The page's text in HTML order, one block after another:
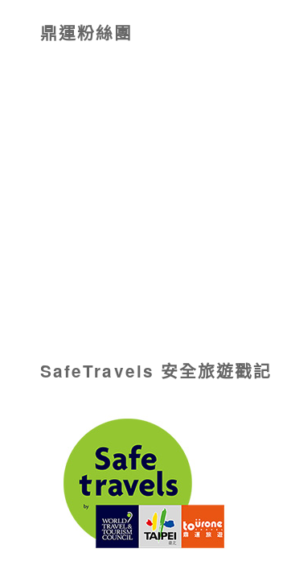
鼎運粉絲團
SafeTravels 安全旅遊戳記